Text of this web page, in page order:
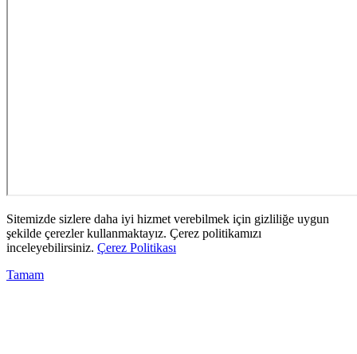
Sitemizde sizlere daha iyi hizmet verebilmek için gizliliğe uygun
şekilde çerezler kullanmaktayız. Çerez politikamızı
inceleyebilirsiniz. Çerez Politikası
Tamam